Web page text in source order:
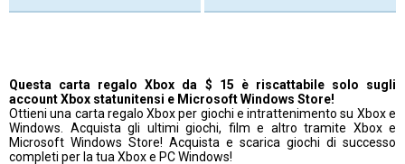
Questa carta regalo Xbox da $ 15 è riscattabile solo sugli
account Xbox statunitensi e Microsoft Windows Store!
Ottieni una carta regalo Xbox per giochi e intrattenimento su Xbox e
Windows. Acquista gli ultimi giochi, film e altro tramite Xbox e
Microsoft Windows Store! Acquista e scarica giochi di successo
completi per la tua Xbox e PC Windows!